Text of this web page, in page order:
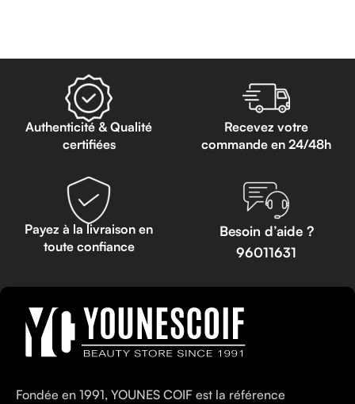
Authenticité & Qualité
certifiées
Recevez votre
commande en 24/48h
Payez à la livraison en
toute confiance
Besoin d’aide ?
96011631
Fondée en 1991, YOUNES COIF est la référence